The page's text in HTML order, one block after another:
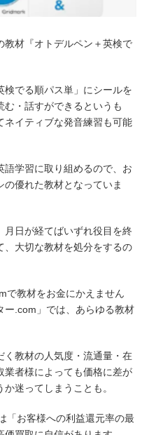
教材『オトデルペン＋英検で
検でる順パス単」にシールを
・話すができるというも
ネイティブな発音練習も可能
語学習に取り組めるので、お
優れた教材となっていま
月日が経てばいずれ役目を終
大切な教材を処分をするの
で教材をお金にかえません
ー.com」では、あらゆる教材
く教材の人気度・流通量・在
業者様によっても価格に差が
迷ってしまうことも。
「お客様への利益還元率の最